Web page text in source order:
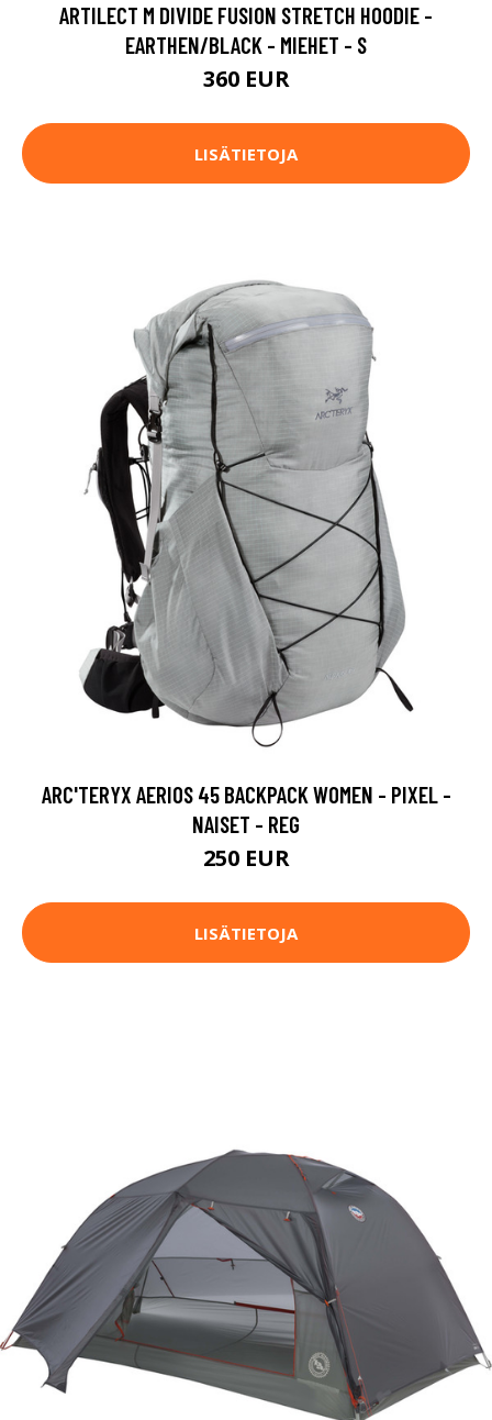
ARTILECT M DIVIDE FUSION STRETCH HOODIE -
EARTHEN/BLACK - MIEHET - S
360 EUR
LISÄTIETOJA
ARC'TERYX AERIOS 45 BACKPACK WOMEN - PIXEL -
NAISET - REG
250 EUR
LISÄTIETOJA